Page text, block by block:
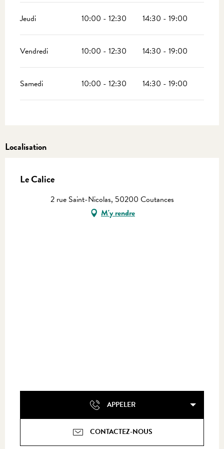
Jeudi 10:00 - 12:30 14:30 - 19:00
Vendredi 10:00 - 12:30 14:30 - 19:00
Samedi 10:00 - 12:30 14:30 - 19:00
Localisation
Le Calice
2 rue Saint-Nicolas, 50200 Coutances
M'y rendre
APPELER
CONTACTEZ-NOUS